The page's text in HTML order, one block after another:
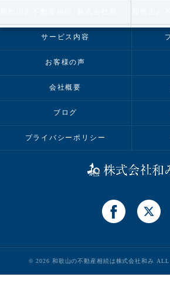
サービス内容
お客様の声
会社概要
ブログ
プライバシーポリシー
© 2026 和歌山の不動産相続は株式会社和み ALL